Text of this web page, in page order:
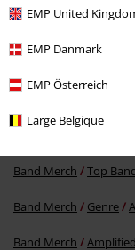
EMP United
EMP Danmark
EMP Österreich
Large Belgique
Band Merch Top
Band Merch Genre
Band Merch